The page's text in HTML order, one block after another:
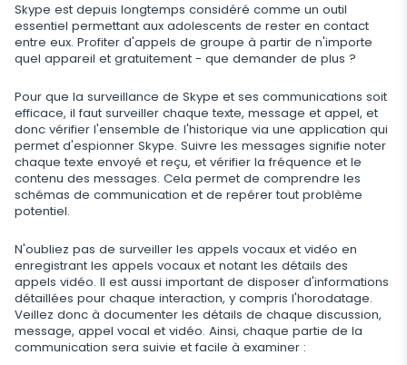
Comment Recevoir les Messages d'un Autre
Téléphone
Localisation GPS
Enregistreur de frappe
Paramètres du contrôle à distance
Mise à jour automatique
Remplacement de carte SIM
Géofinder
Installation en un clic
Applications de messagerie
Whatsapp
Zoom
Viber
Telegram
Skype
Kik
Line
Médias sociaux
Médias sociaux
Facebook
Instagram
Snapchat
Tik Tok
YouTube
Reddit
Tinder
Médias
Logiciel espion photo et vidéo
Internet
Enregistrement d'utilisation du navigateur
Historique du navigateur
Favoris du navigateur
Scanner de boîte aux lettres
Streaming
Capture d'image avec l'appareil photo
Espion Telephone Video
Ecouter Conversation à Distance
Informations supprimées
Retrouver Un Message Supprimé
Retrouver Historique Appel Effacé
Restaurer les Contacts Supprimés
Contrôle
Supprimez les applications indésirables
Restreindre Applications
FERMER
Skype est depuis longtemps considéré comme un outil
essentiel permettant aux adolescents de rester en contact
entre eux. Profiter d'appels de groupe à partir de n'importe
quel appareil et gratuitement - que demander de plus ?
Pour que la surveillance de Skype et ses communications soit
efficace, il faut surveiller chaque texte, message et appel, et
donc vérifier l'ensemble de l'historique via une application qui
permet d'espionner Skype. Suivre les messages signifie noter
chaque texte envoyé et reçu, et vérifier la fréquence et le
contenu des messages. Cela permet de comprendre les
schémas de communication et de repérer tout problème
potentiel.
N'oubliez pas de surveiller les appels vocaux et vidéo en
enregistrant les appels vocaux et notant les détails des
appels vidéo. Il est aussi important de disposer d'informations
détaillées pour chaque interaction, y compris l'horodatage.
Veillez donc à documenter les détails de chaque discussion,
message, appel vocal et vidéo. Ainsi, chaque partie de la
communication sera suivie et facile à examiner :